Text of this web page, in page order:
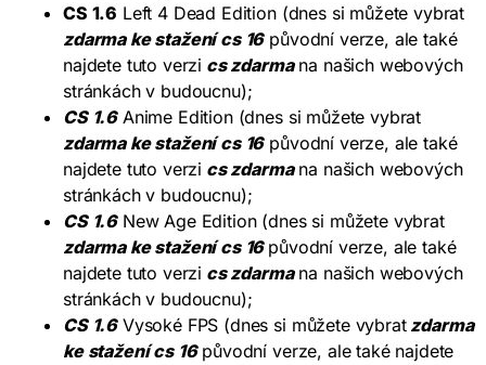
CS 1.6 Left 4 Dead Edition (dnes si můžete vybrat
zdarma ke stažení cs 16původní verze, ale také
najdete tuto verzi cs zdarmana našich webových
stránkách v budoucnu);
CS 1.6Anime Edition (dnes si můžete vybrat
zdarma ke stažení cs 16původní verze, ale také
najdete tuto verzi cs zdarmana našich webových
stránkách v budoucnu);
CS 1.6New Age Edition (dnes si můžete vybrat
zdarma ke stažení cs 16 původní verze, ale také
najdete tuto verzi cs zdarmana našich webových
stránkách v budoucnu);
CS 1.6Vysoké FPS (dnes si můžete vybratzdarma
ke stažení cs 16původní verze, ale také najdete